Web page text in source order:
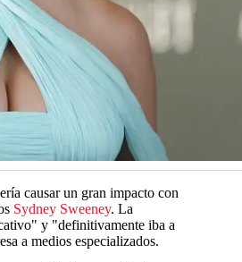
causar un gran impacto con
Sydney Sweeney. La
y "definitivamente iba a
a medios especializados.